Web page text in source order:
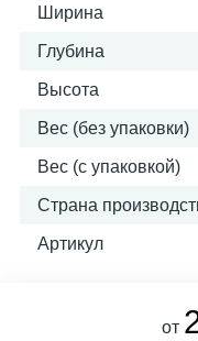
Ширина
Глубина
Высота
Вес (без упаковки)
Вес (с упаковкой)
Страна
Артикул
от